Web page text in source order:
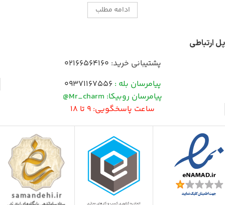
ادامه مطلب
پل ارتباطی
پشتیبانی خرید: 02166564160
پیامرسان بله : 09371167556
پیامرسان روبیکا: Mr_charm@
ساعت پاسخگویی: 9 تا 18